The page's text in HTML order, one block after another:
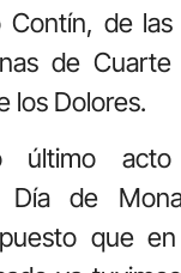
Contín, de las
de
los Dolores.
último
Día de
que